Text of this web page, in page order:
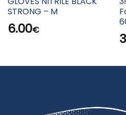
STRONG – M
6.00€